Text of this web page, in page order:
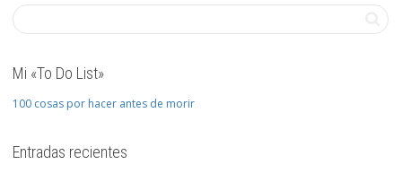
Mi «To Do List»
100 cosas por hacer antes de morir
Entradas recientes